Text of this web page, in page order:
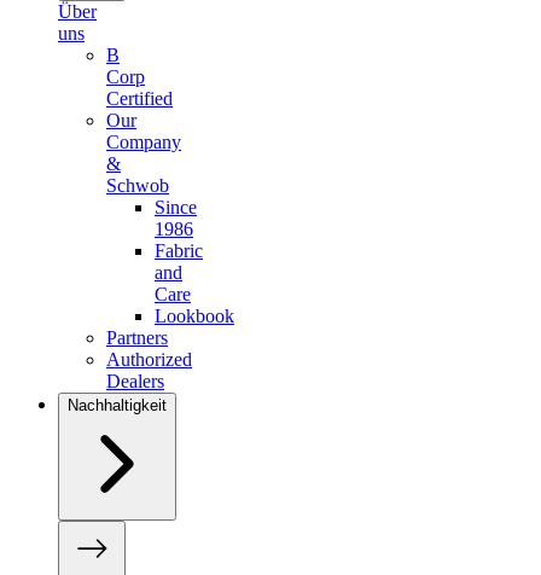
Über
uns
B
Corp
Certified
Our
Company
&
Schwob
Since
1986
Fabric
and
Care
Lookbook
Partners
Authorized
Dealers
Nachhaltigkeit